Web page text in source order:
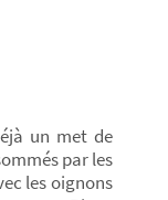
un met de
par les
les oignons